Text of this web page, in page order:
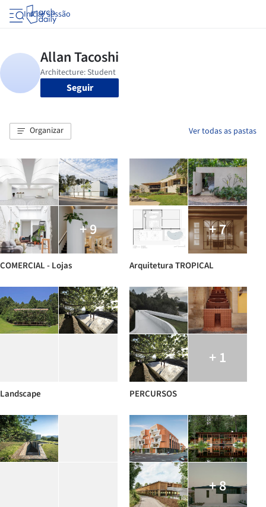
Iniciar sessão
Seguir
Organizar Ver todas as pastas
+ 9
COMERCIAL - Lojas
+ 7
Arquitetura TROPICAL
Landscape
+ 1
PERCURSOS
+ 8